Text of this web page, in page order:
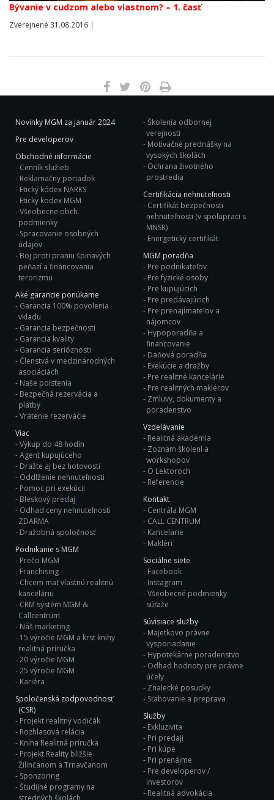
Bývanie v cudzom alebo vlastnom? – 1. časť
Zverejnené 31.08.2016 |
Novinky MGM za január 2024
Pre developerov
Obchodné informácie
Cenník služieb
Reklamačny poriadok
Etický kódex NARKS
Eticky kodex MGM
Všeobecne obch.
podmienky
Spracovanie osobných
údajov
Boj proti praniu špinavých
peňazí a financovania
terorizmu
Aké garancie ponúkame
Garancia 100% povolenia
vkladu
Garancia bezpečnosti
Garancia kvality
Garancia serióznosti
Členstvá v medzinárodných
asociáciách
Naše poistenia
Bezpečná rezervácia a
platby
Vrátenie rezervácie
Viac
Výkup do 48 hodín
Agent kupujúceho
Dražte aj bez hotovosti
Oddlženie nehnuteľnosti
Pomoc pri exekúcii
Bleskový predaj
Odhad ceny nehnuteľnosti
ZDARMA
Dražobná spoločnosť
Podnikanie s MGM
Prečo MGM
Franchising
Chcem mať vlastnú realitnú
kanceláriu
CRM systém MGM &
Callcentrum
Náš marketing
15 výročie MGM a krst knihy
realitná príručka
20 výročie MGM
25 výročie MGM
Kariéra
Spoločenská zodpovodnosť
(CSR)
Projekt realitný vodičák
Rozhlasová relácia
Kniha Realitná príručka
Projekt Reality bližšie
Žilinčanom a Trnavčanom
Sponzoring
Študijné programy na
Školenia odbornej
verejnosti
Motivačné prednášky na
vysokých školách
Ochrana životného
prostredia
Certifikácia nehnuteľnosti
Certifikát bezpečnosti
nehnuteľnosti (v spolupraci s
MNSR)
Energetický certifikát
MGM poradňa
Pre podnikateľov
Pre fyzické osoby
Pre kupujúcich
Pre predávajúcich
Pre prenajímateľov a
nájomcov
Hypoporadňa a
financovanie
Daňová poradňa
Exekúcie a dražby
Pre realitné kancelárie
Pre realitných maklérov
Zmluvy, dokumenty a
poradenstvo
Vzdelávanie
Realitná akadémia
Zoznam školení a
workshopov
O Lektoroch
Referencie
Kontakt
Centrála MGM
CALL CENTRUM
Kancelarie
Makléri
Sociálne siete
Facebook
Instagram
Všeobecné podmienky
súťaže
Súvisiace služby
Majetkovo právne
vysporiadanie
Hypotekárne poradenstvo
Odhad hodnoty pre právne
účely
Znalecké posudky
Sťahovanie a preprava
Služby
Exkluzivita
Pri predaji
Pri kúpe
Pri prenájme
Pre developerov /
investorov
Realitná advokácia